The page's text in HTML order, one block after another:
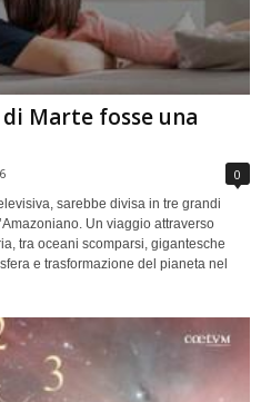
Marte fosse una
0
sarebbe divisa in tre grandi
Un viaggio attraverso
tra oceani scomparsi, gigantesche
e trasformazione del pianeta nel